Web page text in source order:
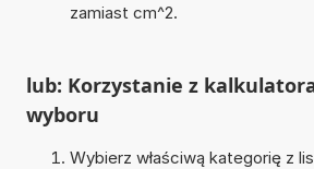
zamiast cm^2.
lub: Korzystanie z
wyboru
Wybierz właściwą kategorię z